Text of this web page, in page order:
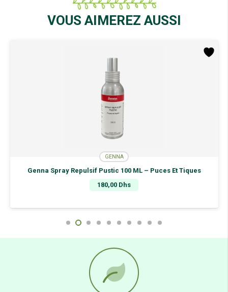
VOUS AIMEREZ AUSSI
GENNA
Genna Spray Repulsif Pustic 100 ML – Puces Et Tiques
180,00 Dhs